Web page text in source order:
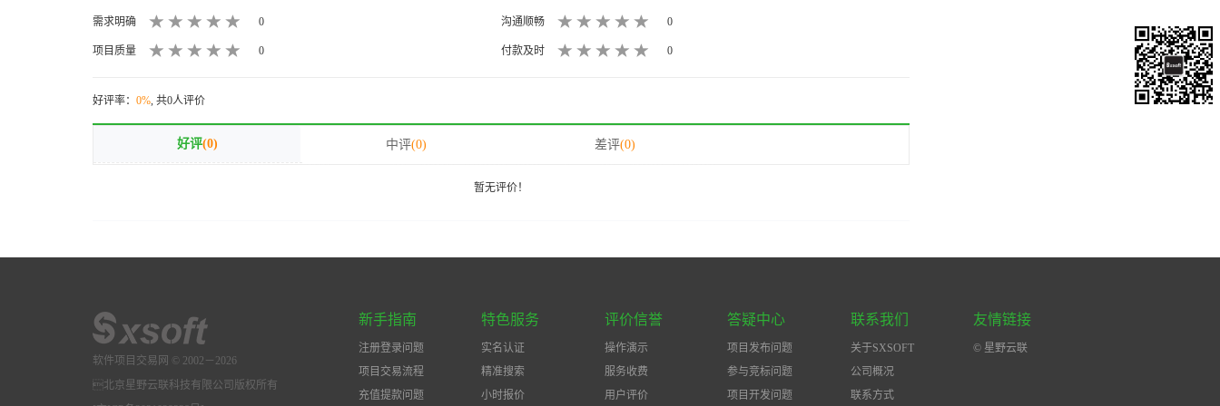
需求明确 0 沟通顺畅 0
项目质量 0 付款及时 0
好评率： 0%, 共0人评价
好评(0) 中评(0) 差评(0)
暂无评价！
软件项目交易网 © 2002－2026
北京星野云联科技有限公司版权所有
新手指南
注册登录问题
项目交易流程
充值提款问题
特色服务
实名认证
精准搜索
小时报价
评价信誉
操作演示
服务收费
用户评价
答疑中心
项目发布问题
参与竞标问题
项目开发问题
联系我们
关于SXSOFT
公司概况
联系方式
友情链接
© 星野云联